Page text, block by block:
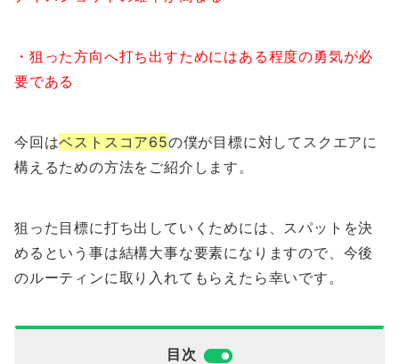
・狙った方向へ打ち出すためにはある程度の勇気が必
要である
今回はベストスコア65の僕が目標に対してスクエアに
構えるための方法をご紹介します。
狙った目標に打ち出していくためには、スパットを決
めるという事は結構大事な要素になりますので、今後
のルーティンに取り入れてもらえたら幸いです。
目次